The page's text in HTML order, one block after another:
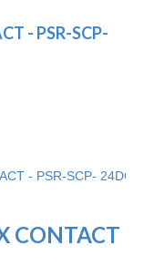
- PSR-SCP-
CONTACT